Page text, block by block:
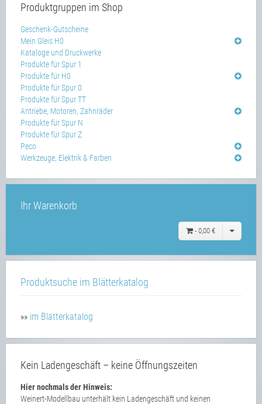
Produktgruppen im Shop
Geschenk-Gutscheine
Mein Gleis H0
Kataloge und Druckwerke
Produkte für Spur 1
Produkte für H0
Produkte für Spur 0
Produkte für Spur TT
Antriebe, Motoren, Zahnräder
Produkte für Spur N
Produkte für Spur Z
Peco
Werkzeuge, Elektrik & Farben
Ihr Warenkorb
- 0,00 €
Produktsuche im Blätterkatalog
»» im Blätterkatalog
Kein Ladengeschäft – keine Öffnungszeiten
Hier nochmals der Hinweis:
Weinert-Modellbau unterhält kein Ladengeschäft und keinen